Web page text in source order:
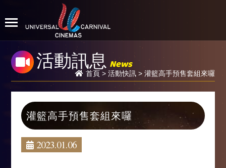
活動訊息 News
首頁> 活動快訊> 灌籃高手預售套組來囉
灌籃高手預售套組來囉
2023.01.06